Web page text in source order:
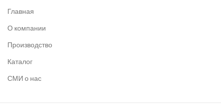
Главная
О компании
Производство
Каталог
СМИ о нас